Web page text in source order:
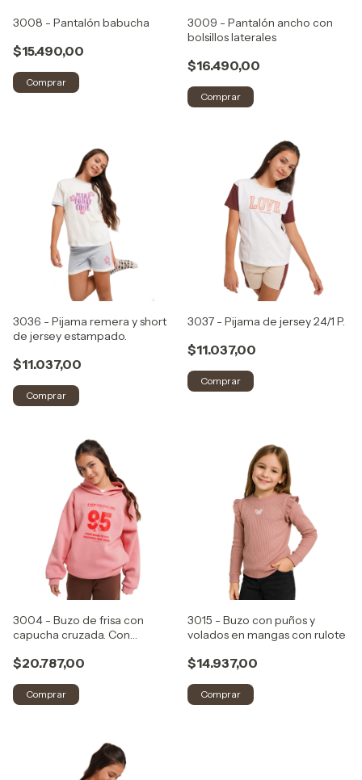
3008 - Pantalón babucha
$15.490,00
Comprar
3009 - Pantalón ancho con
bolsillos laterales
$16.490,00
Comprar
3036 - Pijama remera y short
de jersey estampado.
$11.037,00
Comprar
3037 - Pijama de jersey 24/1 P.
$11.037,00
Comprar
3004 - Buzo de frisa con
capucha cruzada. Con
$20.787,00
Comprar
3015 - Buzo con puños y
volados en mangas con rulote
$14.937,00
Comprar